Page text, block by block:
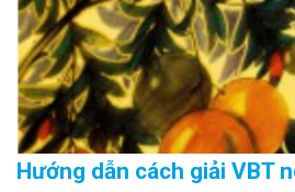
Hướng dẫn cách giải VBT